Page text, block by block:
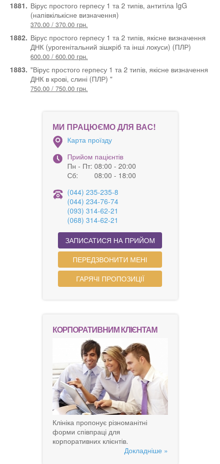
1881. Вірус простого герпесу 1 та 2 типів, антитіла IgG
(напівкількісне визначення)
370.00 / 370.00 грн.
1882. Вірус простого герпесу 1 та 2 типів, якісне визначення
ДНК (урогенітальний зішкріб та інші локуси) (ПЛР)
600.00 / 600.00 грн.
1883. "Вірус простого герпесу 1 та 2 типів, якісне визначення
ДНК в крові, слині (ПЛР) "
750.00 / 750.00 грн.
МИ ПРАЦЮЄМО ДЛЯ ВАС!
Карта проїзду
Прийом пацієнтів
Пн - Пт: 08:00 - 20:00
Сб:
08:00 - 18:00
(044) 235-235-8
(044) 234-76-74
(093) 314-62-21
(068) 314-62-21
ЗАПИСАТИСЯ НА ПРИЙОМ
ПЕРЕДЗВОНИТИ МЕНІ
ГАРЯЧІ ПРОПОЗИЦІЇ
КОРПОРАТИВНИМ КЛІЄНТАМ
Клініка пропонує різноманітні
форми співпраці для
корпоративних клієнтів.
Докладніше »